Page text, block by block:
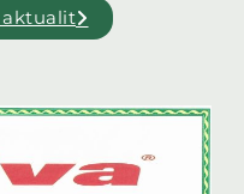
aktualit